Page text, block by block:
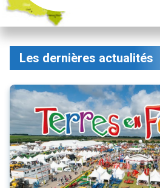
Les dernières actualités